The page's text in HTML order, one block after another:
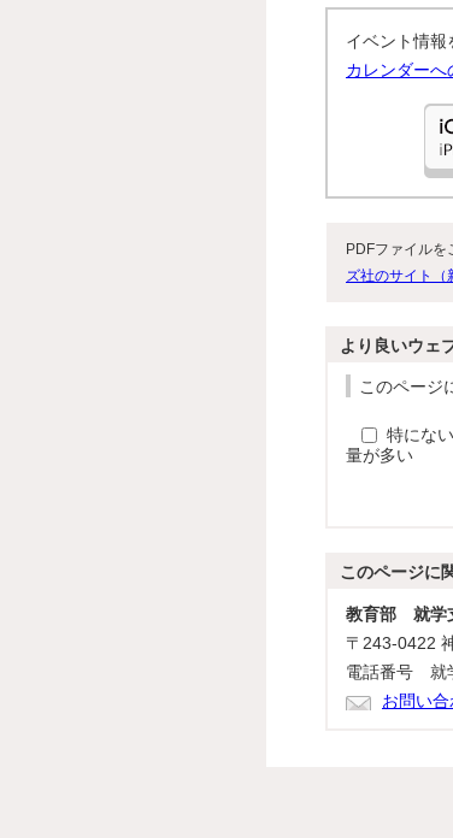
イベント情報
カレンダーへ
PDFファイル
ズ社のサイト（
より良いウェ
このページ
特にない
量が多い
このページに
教育部 就学
〒243-0422
電話番号 就
お問い合